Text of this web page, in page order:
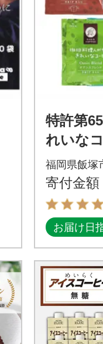
特許第
れいな
リップ
ト(合計
福岡県飯塚
寄付金額
お届け日